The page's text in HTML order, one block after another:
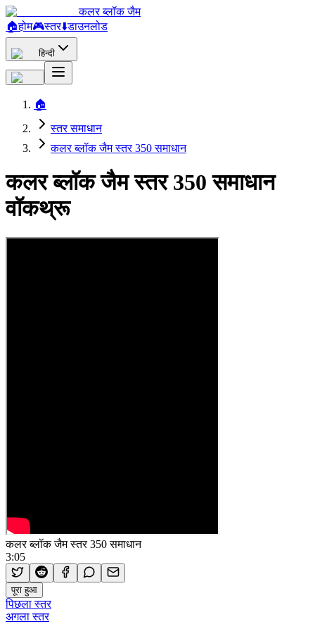
कलर ब्लॉक जैम
🏠होम🎮स्तर⬇️डाउनलोड
हिन्दी
🏠
स्तर समाधान
कलर ब्लॉक जैम स्तर 350 समाधान
कलर ब्लॉक जैम स्तर 350 समाधान
वॉकथ्रू
कलर ब्लॉक जैम स्तर 350 समाधान
3:05
पूरा हुआ
पिछला स्तर
अगला स्तर